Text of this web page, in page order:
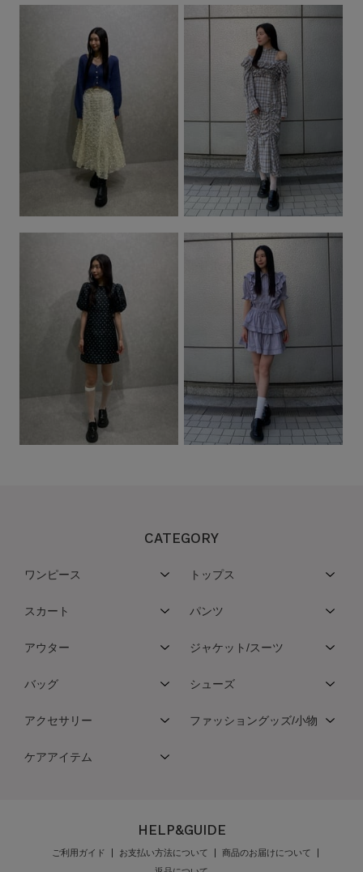
CATEGORY
ワンピース トップス
スカート パンツ
アウター ジャケット/スーツ
バッグ シューズ
アクセサリー ファッショングッズ/小物
ケアアイテム
HELP&GUIDE
ご利用ガイド お支払い方法について
商品のお届けについて